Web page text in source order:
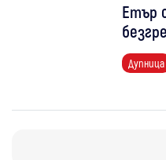
Етър
Дупница